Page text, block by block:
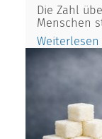
Die Zahl
Menschen
Weiterlesen